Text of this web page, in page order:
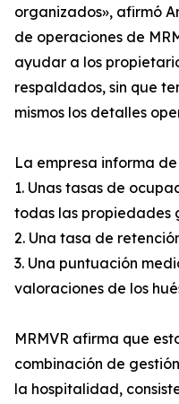
organizados», afirmó
de operaciones de
ayudar a los
respaldados, sin que
mismos los detalles
La empresa informa
1. Unas tasas de
todas las propiedades
2. Una tasa de
3. Una puntuación
valoraciones de los
MRMVR afirma que
combinación de
la hospitalidad,